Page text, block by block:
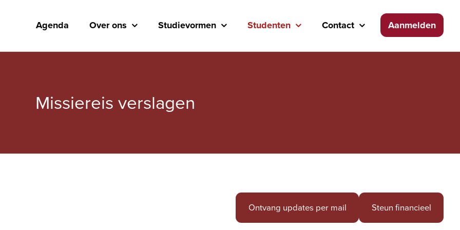
Agenda Over ons Studievormen Studenten Contact Aanmelden
Missiereis verslagen
Ontvang updates per mail Steun financieel